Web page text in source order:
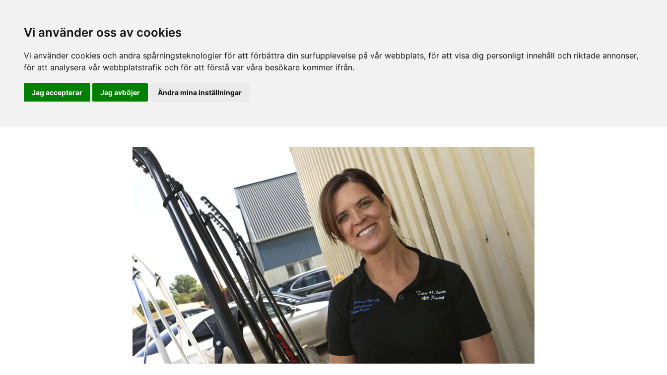
Vi använder oss av cookies
Vi använder cookies och andra spårningsteknologier för att förbättra din surfupplevelse på vår webbplats, för att visa dig personligt innehåll och riktade annonser,
för att analysera vår webbplatstrafik och för att förstå var våra besökare kommer ifrån.
Jag accepterar Jag avböjer Ändra mina inställningar